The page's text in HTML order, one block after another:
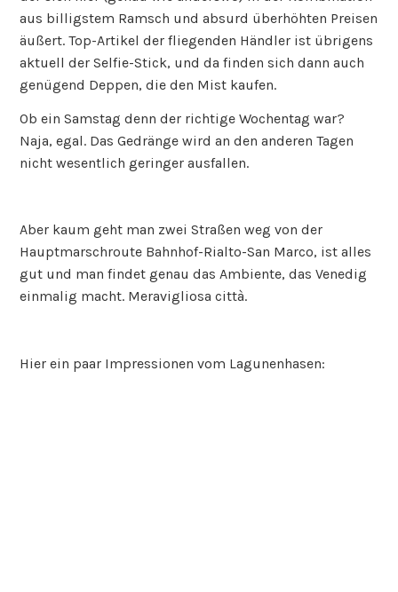
aus billigstem Ramsch und absurd überhöhten Preisen
äußert. Top-Artikel der fliegenden Händler ist übrigens
aktuell der Selfie-Stick, und da finden sich dann auch
genügend Deppen, die den Mist kaufen.
Ob ein Samstag denn der richtige Wochentag war?
Naja, egal. Das Gedränge wird an den anderen Tagen
nicht wesentlich geringer ausfallen.
Aber kaum geht man zwei Straßen weg von der
Hauptmarschroute Bahnhof-Rialto-San Marco, ist alles
gut und man findet genau das Ambiente, das Venedig
einmalig macht. Meravigliosa città.
Hier ein paar Impressionen vom Lagunenhasen: